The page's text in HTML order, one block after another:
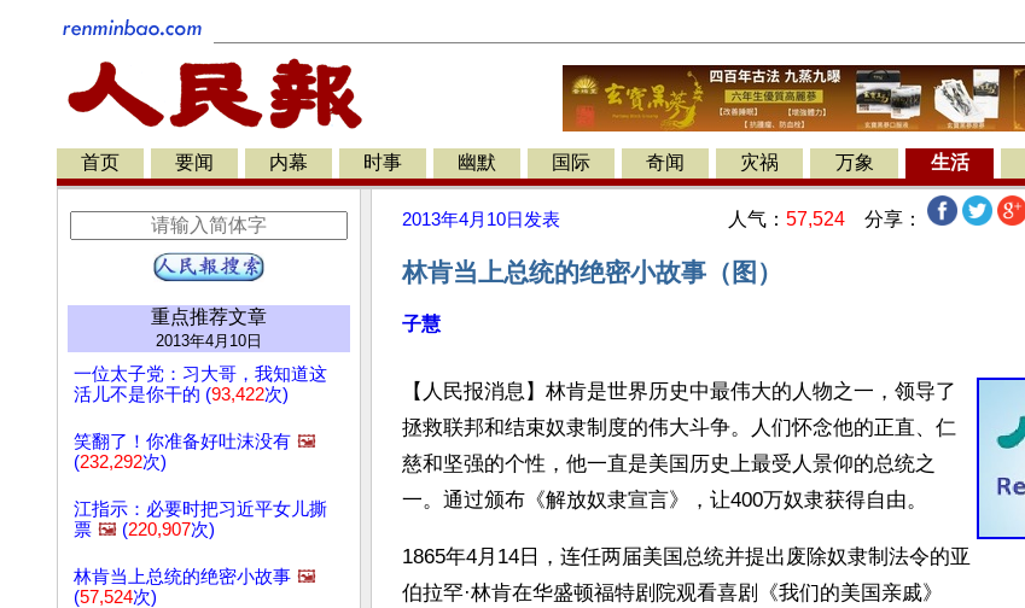
首页 要闻 内幕 时事 幽默 国际 奇闻 灾祸 万象 生活
重点推荐文章
2013年4月10日
一位太子党：习大哥，我知道这
活儿不是你干的 (93,422次)
笑翻了！你准备好吐沫没有 🖼️
(232,292次)
江指示：必要时把习近平女儿撕
票 🖼️ (220,907次)
林肯当上总统的绝密小故事 🖼️
(57,524次)
2013年4月10日 发表 人气： 57,524 分享：
林肯当上总统的绝密小故事（图）
子慧
【人民报消息】林肯是世界历史中最伟大的人物之一，领导了
拯救联邦和结束奴隶制度的伟大斗争。人们怀念他的正直、仁
慈和坚强的个性，他一直是美国历史上最受人景仰的总统之
一。通过颁布《解放奴隶宣言》，让400万奴隶获得自由。
1865年4月14日，连任两届美国总统并提出废除奴隶制法令的亚
伯拉罕·林肯在华盛顿福特剧院观看喜剧《我们的美国亲戚》